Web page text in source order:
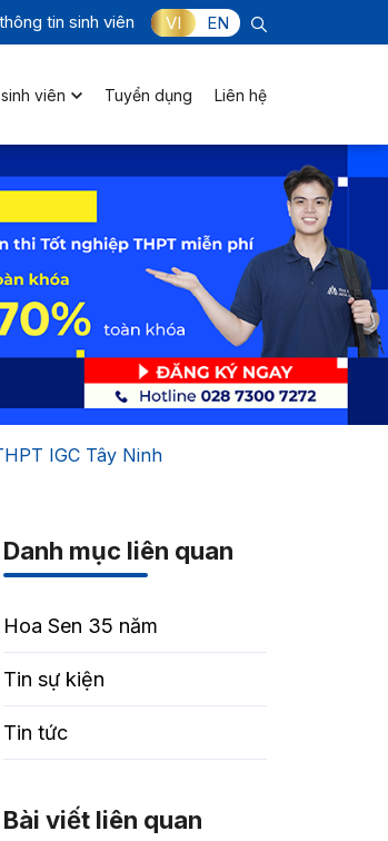
tin sinh viên VI EN
viên Tuyển dụng Liên hệ
IGC Tây Ninh
Danh mục liên quan
Hoa Sen 35 năm
Tin sự kiện
Tin tức
Bài viết liên quan